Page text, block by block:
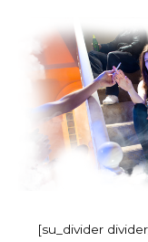
[su_divider